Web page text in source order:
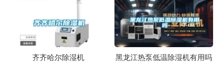
齐齐哈尔除湿机 黑龙江热泵低温除湿机有用吗